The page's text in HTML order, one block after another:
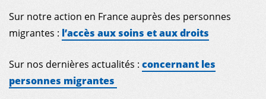
Sur notre action en France auprès des personnes
migrantes : l’accès aux soins et aux droits
Sur nos dernières actualités : concernant les
personnes migrantes